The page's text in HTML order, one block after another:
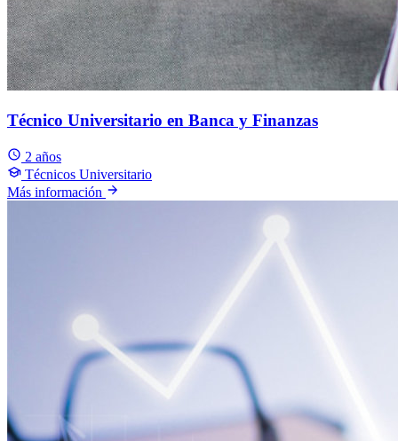
Técnico Universitario en Banca y Finanzas
2 años
Técnicos Universitario
Más información